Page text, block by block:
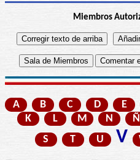
Miembros
A B C D E
K
L M N Ñ
S
T U V